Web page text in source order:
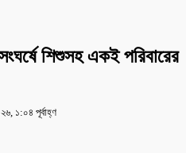
শিশুসহ একই পরিবারের
১:০৪ পূর্বাহ্ণ